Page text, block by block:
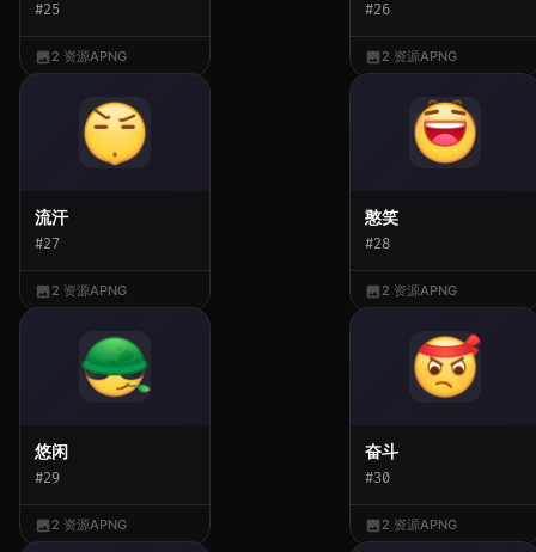
#25
2 资源APNG
#26
2 资源APNG
流汗
#27
2 资源APNG
憨笑
#28
2 资源APNG
悠闲
#29
2 资源APNG
奋斗
#30
2 资源APNG